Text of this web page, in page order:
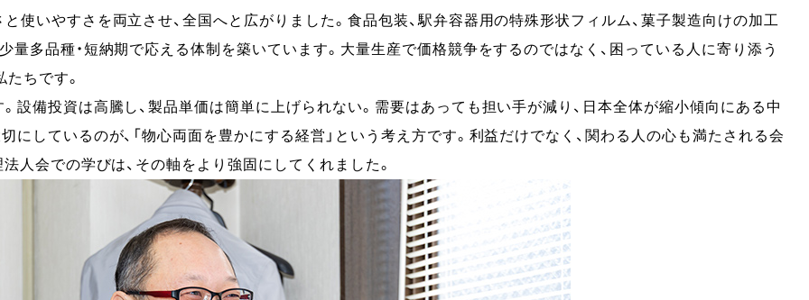
使いやすさを両立させ、全国へと広がりました。食品包装、駅弁容器用の特殊形状フィルム、菓子製造向けの加工
量多品種・短納期で応える体制を築いています。大量生産で価格競争をするのではなく、困っている人に寄り添う
ちです。
設備投資は高騰し、製品単価は簡単に上げられない。需要はあっても担い手が減り、日本全体が縮小傾向にある中
にしているのが、「物心両面を豊かにする経営」という考え方です。利益だけでなく、関わる人の心も満たされる会
人会での学びは、その軸をより強固にしてくれました。